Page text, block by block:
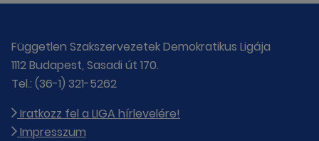
Független Szakszervezetek Demokratikus Ligája
1112 Budapest, Sasadi út 170.
Tel.: (36-1) 321-5262
Iratkozz fel a LIGA hírlevelére!
Impresszum